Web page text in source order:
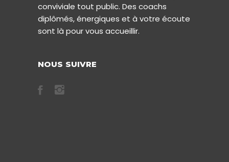
conviviale tout public. Des coachs
diplômés, énergiques et à votre écoute
sont là pour vous accueillir.
NOUS SUIVRE